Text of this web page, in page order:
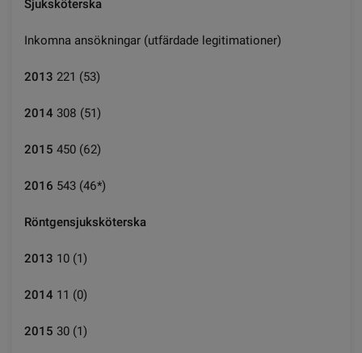
Sjuksköterska
Inkomna ansökningar (utfärdade legitimationer)
2013 221 (53)
2014 308 (51)
2015 450 (62)
2016 543 (46*)
Röntgensjuksköterska
2013 10 (1)
2014 11 (0)
2015 30 (1)